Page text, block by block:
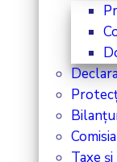
Taxe